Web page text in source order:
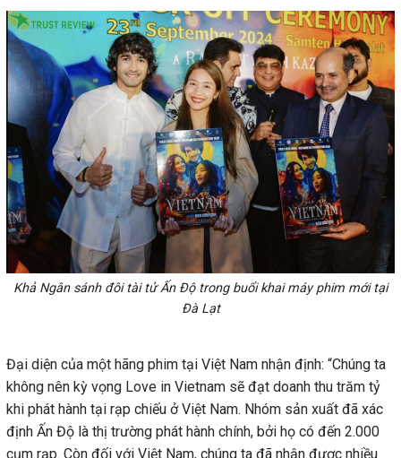
Khả Ngân sánh đôi tài tử Ấn Độ trong buổi khai máy phim mới tại
Đà Lạt
Đại diện của một hãng phim tại Việt Nam nhận định: “Chúng ta
không nên kỳ vọng Love in Vietnam sẽ đạt doanh thu trăm tỷ
khi phát hành tại rạp chiếu ở Việt Nam. Nhóm sản xuất đã xác
định Ấn Độ là thị trường phát hành chính, bởi họ có đến 2.000
cụm rạp. Còn đối với Việt Nam, chúng ta đã nhận được nhiều